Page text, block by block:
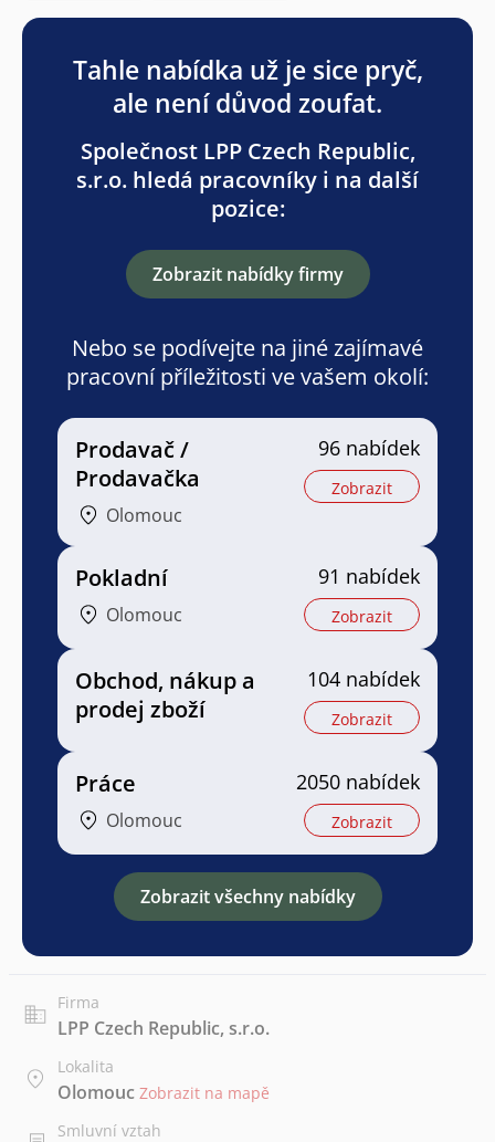
Tahle nabídka už je sice pryč,
ale není důvod zoufat.
Společnost LPP Czech Republic,
s.r.o. hledá pracovníky i na další
pozice:
Zobrazit nabídky firmy
Nebo se podívejte na jiné zajímavé
pracovní příležitosti ve vašem okolí:
Prodavač /
Prodavačka
Olomouc
96 nabídek
Zobrazit
Pokladní
Olomouc
91 nabídek
Zobrazit
Obchod, nákup a
prodej zboží
104 nabídek
Zobrazit
Práce
Olomouc
2050 nabídek
Zobrazit
Zobrazit všechny nabídky
Firma
LPP Czech Republic, s.r.o.
Lokalita
Olomouc Zobrazit na mapě
Smluvní vztah